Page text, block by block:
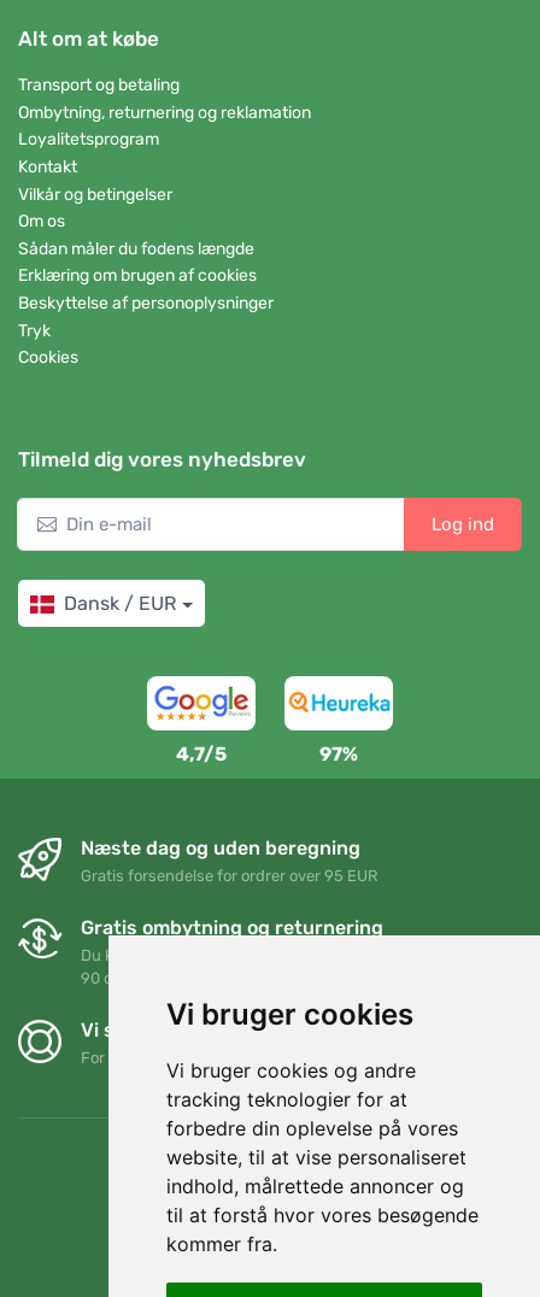
Vi bruger cookies
Vi bruger cookies og andre
tracking teknologier for at
forbedre din oplevelse på vores
website, til at vise personaliseret
indhold, målrettede annoncer og
til at forstå hvor vores besøgende
kommer fra.
Alt om at købe
Transport og betaling
Ombytning, returnering og reklamation
Loyalitetsprogram
Kontakt
Vilkår og betingelser
Om os
Sådan måler du fodens længde
Erklæring om brugen af cookies
Beskyttelse af personoplysninger
Tryk
Cookies
Tilmeld dig vores nyhedsbrev
Log ind
Dansk / EUR
4,7/5 97%
Næste dag og uden beregning
Gratis forsendelse for ordrer over 95 EUR
Gratis ombytning og returnering
Du kan returnere eller bytte din ordre når som helst inden for
90 dage
Vi støtter Trees.org
For hver ordre planter vi et træ! Læs mere